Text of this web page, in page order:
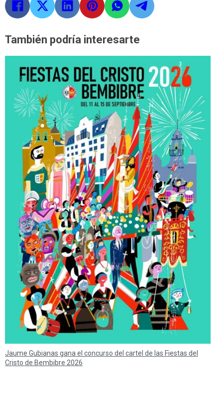
También podría interesarte
Jaume Gubianas gana el concurso del cartel de las Fiestas del
Cristo de Bembibre 2026